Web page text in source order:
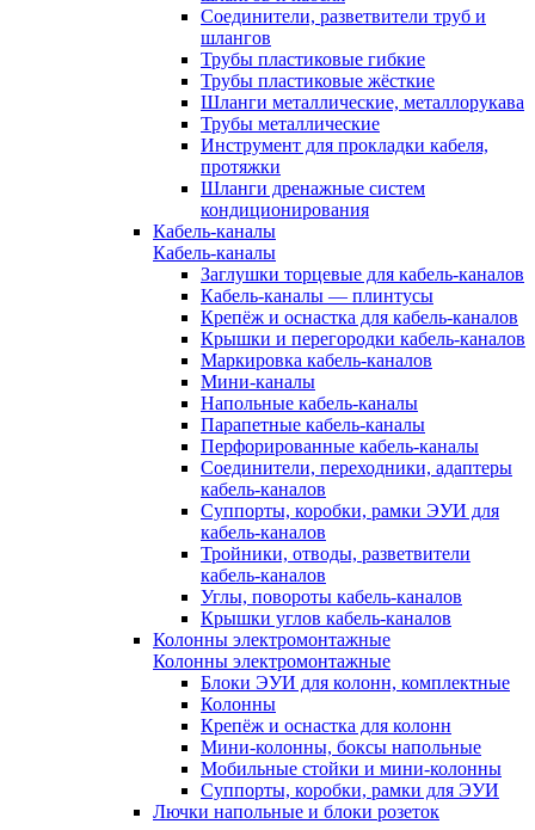
Соединители, разветвители труб и
шлангов
Трубы пластиковые гибкие
Трубы пластиковые жёсткие
Шланги металлические, металлорукава
Трубы металлические
Инструмент для прокладки кабеля,
протяжки
Шланги дренажные систем
кондиционирования
Кабель-каналы
Кабель-каналы
Заглушки торцевые для кабель-каналов
Кабель-каналы — плинтусы
Крепёж и оснастка для кабель-каналов
Крышки и перегородки кабель-каналов
Маркировка кабель-каналов
Мини-каналы
Напольные кабель-каналы
Парапетные кабель-каналы
Перфорированные кабель-каналы
Соединители, переходники, адаптеры
кабель-каналов
Суппорты, коробки, рамки ЭУИ для
кабель-каналов
Тройники, отводы, разветвители
кабель-каналов
Углы, повороты кабель-каналов
Крышки углов кабель-каналов
Колонны электромонтажные
Колонны электромонтажные
Блоки ЭУИ для колонн, комплектные
Колонны
Крепёж и оснастка для колонн
Мини-колонны, боксы напольные
Мобильные стойки и мини-колонны
Суппорты, коробки, рамки для ЭУИ
Лючки напольные и блоки розеток